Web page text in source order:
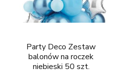
Party Deco Zestaw
balonów na roczek
niebieski 50 szt.